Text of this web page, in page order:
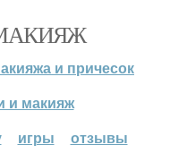
и причесок
и макияж
игры отзывы